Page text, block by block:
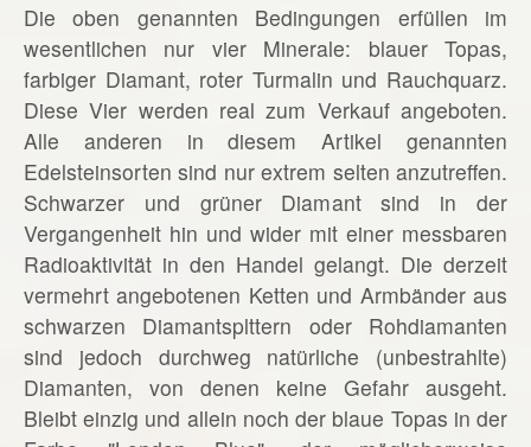
Die oben genannten Bedingungen erfüllen im
wesentlichen nur vier Minerale: blauer Topas,
farbiger Diamant, roter Turmalin und Rauchquarz.
Diese Vier werden real zum Verkauf angeboten.
Alle anderen in diesem Artikel genannten
Edelsteinsorten sind nur extrem selten anzutreffen.
Schwarzer und grüner Diamant sind in der
Vergangenheit hin und wider mit einer messbaren
Radioaktivität in den Handel gelangt. Die derzeit
vermehrt angebotenen Ketten und Armbänder aus
schwarzen Diamantsplttern oder Rohdiamanten
sind jedoch durchweg natürliche (unbestrahlte)
Diamanten, von denen keine Gefahr ausgeht.
Bleibt einzig und allein noch der blaue Topas in der